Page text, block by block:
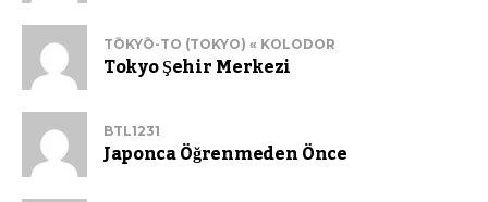
TŌKYŌ-TO (TOKYO) « KOLODOR
Tokyo Şehir Merkezi
BTL1231
Japonca Öğrenmeden Önce